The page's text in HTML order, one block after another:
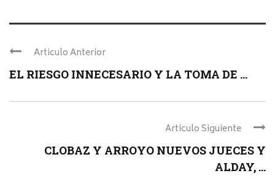
Articulo Anterior
EL RIESGO INNECESARIO Y LA TOMA DE ...
Articulo Siguiente
CLOBAZ Y ARROYO NUEVOS JUECES Y
ALDAY, ...